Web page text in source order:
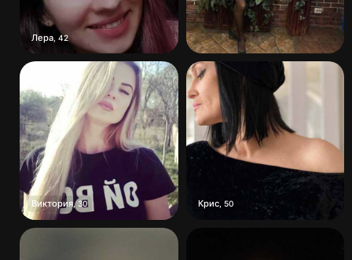
Лера 42
Виктория,30 Крис, 50